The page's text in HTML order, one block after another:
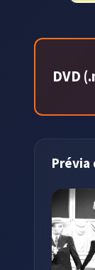
DVD
Prévia